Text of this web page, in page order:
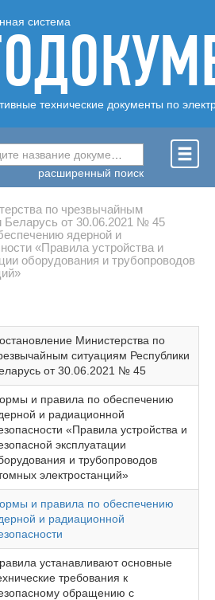
система
технические документы по
Введите название документа ...
расширенный поиск
по чрезвычайным
Беларусь от 30.06.2021 № 45
ядерной и
«Правила устройства и
оборудования и трубопроводов
Министерства по
ситуациям Республики
от 30.06.2021 № 45
и правила по обеспечению
и радиационной
«Правила устройства и
эксплуатации
и трубопроводов
электростанций»
и правила по обеспечению
и радиационной
устанавливают основные
требования к
обращению с